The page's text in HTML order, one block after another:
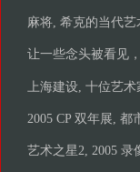
麻将, 希克的当代
让一些念头被看见
上海建设, 十位艺
2005 CP 双年展, 都
艺术之星2, 2005